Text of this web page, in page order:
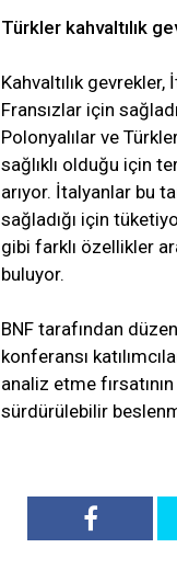
Türkler kahvaltılık
Kahvaltılık
Fransızlar için
Polonyalılar ve
sağlıklı olduğu için
arıyor. İtalyanlar bu
sağladığı için
gibi farklı özellikler
buluyor.
BNF tarafından
konferansı
analiz etme
sürdürülebilir